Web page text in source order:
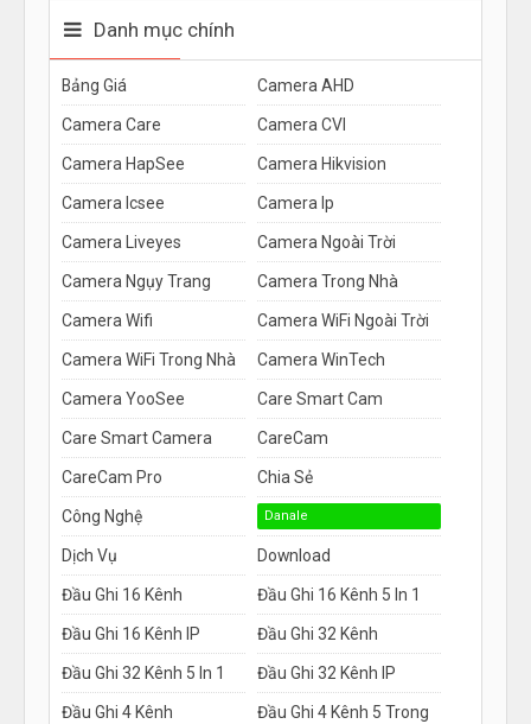
Danh mục chính
Bảng Giá Camera AHD
Camera Care Camera CVI
Camera HapSee Camera Hikvision
Camera Icsee Camera Ip
Camera Liveyes Camera Ngoài Trời
Camera Ngụy Trang Camera Trong Nhà
Camera Wifi Camera WiFi Ngoài Trời
Camera WiFi Trong Nhà Camera WinTech
Camera YooSee Care Smart Cam
Care Smart Camera CareCam
CareCam Pro Chia Sẻ
Công Nghệ Danale
Dịch Vụ Download
Đầu Ghi 16 Kênh Đầu Ghi 16 Kênh 5 In 1
Đầu Ghi 16 Kênh IP Đầu Ghi 32 Kênh
Đầu Ghi 32 Kênh 5 In 1 Đầu Ghi 32 Kênh IP
Đầu Ghi 4 Kênh
Đầu Ghi 4 Kênh 5 Trong